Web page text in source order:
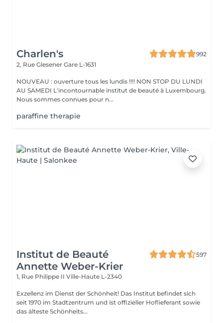
Charlen's
992
2, Rue Glesener Gare L-1631
NOUVEAU : ouverture tous les lundis !!!! NON STOP DU LUNDI
AU SAMEDI L'incontournable institut de beauté à Luxembourg.
Nous sommes connues pour n...
paraffine therapie
Institut de Beauté
Annette Weber-Krier
597
1, Rue Philippe II Ville-Haute L-2340
Exzellenz im Dienst der Schönheit! Das Institut befindet sich
seit 1970 im Stadtzentrum und ist offizieller Hoflieferant sowie
das älteste Schönheits...